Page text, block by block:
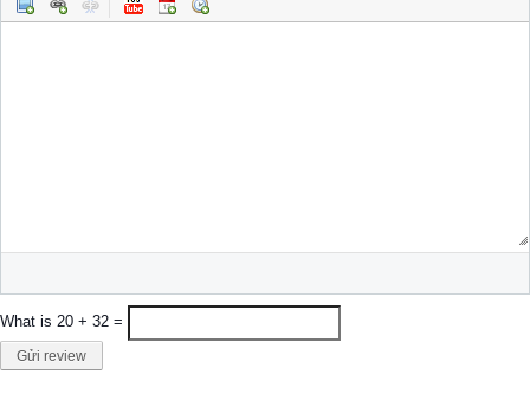
What is 20 + 32 =
Gửi review